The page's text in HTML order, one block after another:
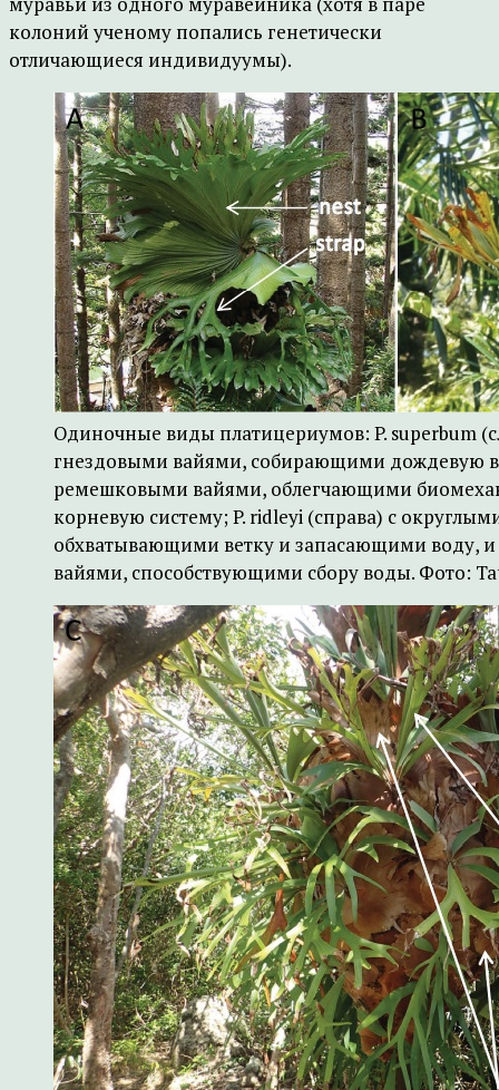
колоний ученому попались генетически
отличающиеся индивидуумы).
Одиночные виды платицериумов: P. superbum
гнездовыми вайями, собирающими дождевую
ремешковыми вайями, облегчающими
корневую систему; P. ridleyi (справа) с
обхватывающими ветку и запасающими воду,
вайями, способствующими сбору воды. Фото: